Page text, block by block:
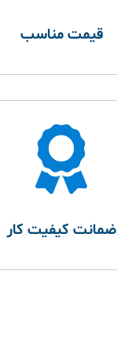
قیمت مناسب
ضمانت کیفیت کار